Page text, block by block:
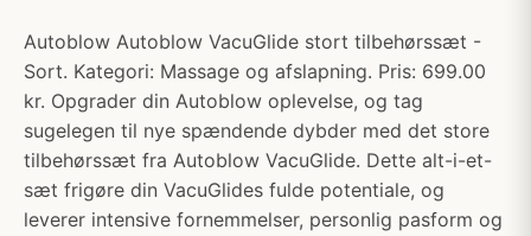
Autoblow Autoblow VacuGlide stort tilbehørssæt -
Sort. Kategori: Massage og afslapning. Pris: 699.00
kr. Opgrader din Autoblow oplevelse, og tag
sugelegen til nye spændende dybder med det store
tilbehørssæt fra Autoblow VacuGlide. Dette alt-i-et-
sæt frigøre din VacuGlides fulde potentiale, og
leverer intensive fornemmelser, personlig pasform og